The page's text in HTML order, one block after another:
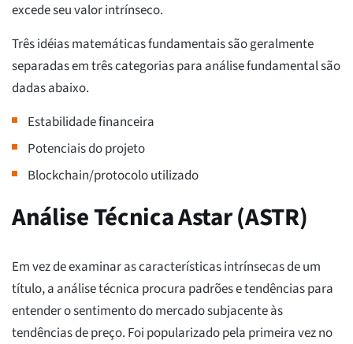
excede seu valor intrínseco.
Três idéias matemáticas fundamentais são geralmente
separadas em três categorias para análise fundamental são
dadas abaixo.
Estabilidade financeira
Potenciais do projeto
Blockchain/protocolo utilizado
Análise Técnica Astar (ASTR)
Em vez de examinar as características intrínsecas de um
título, a análise técnica procura padrões e tendências para
entender o sentimento do mercado subjacente às
tendências de preço. Foi popularizado pela primeira vez no